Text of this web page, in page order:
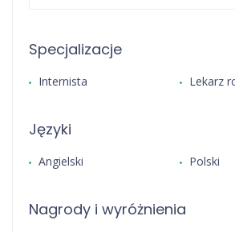
Specjalizacje
Internista Lekarz
Języki
Angielski Polski
Nagrody i wyróżnienia